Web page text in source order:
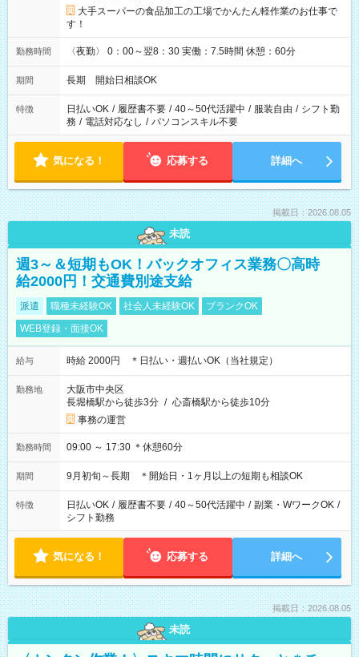
大手スーパーの食品加工の工場でかんたん軽作業のお仕事で
す！
勤務時間 〈夜勤〉 0：00～翌8：30 実働：7.5時間 休憩：60分
期間 長期 開始日相談OK
特徴 日払いOK / 履歴書不要 / 40～50代活躍中 / 服装自由 / シフト勤
務 / 電話対応なし / パソコンスキル不要
気になる！ 応募する 詳細へ
掲載日：2026.08.05
未読
週3～＆短期もOK！バックオフィス業務〇高時
給2000円！交通費別途支給
派遣 職種未経験OK 社会人未経験OK
ブランクOK
WEB登録・面接OK
給与 時給 2000円 ＊日払い・週払いOK（当社規定）
勤務地
大阪市中央区
長堀橋駅から徒歩3分 / 心斎橋駅から徒歩10分
事務の運営
勤務時間 09:00 ～ 17:30 ＊休憩60分
期間 9月初旬～長期 ＊開始日・1ヶ月以上の短期も相談OK
特徴 日払いOK / 履歴書不要 / 40～50代活躍中 / 副業・WワークOK /
シフト勤務
気になる！ 応募する 詳細へ
掲載日：2026.08.05
未読